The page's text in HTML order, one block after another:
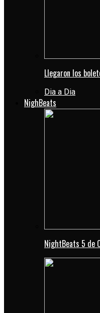
Llegaron los
Dia a Dia
NighBeats
NightBeats 5 de